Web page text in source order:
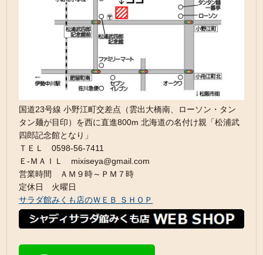
国道23号線 小野江町交差点（雲出大橋南、ローソン・タン
タン麺が目印）を西に直進800m 北海道の名付け親「松浦武
四郎記念館となり」
ＴＥＬ 0598-56-7411
Ｅ-ＭＡＩＬ mixiseya@gmail.com
営業時間 ＡＭ９時～ＰＭ７時
定休日 火曜日
サラダ館みくも店のＷＥＢ ＳＨＯＰ